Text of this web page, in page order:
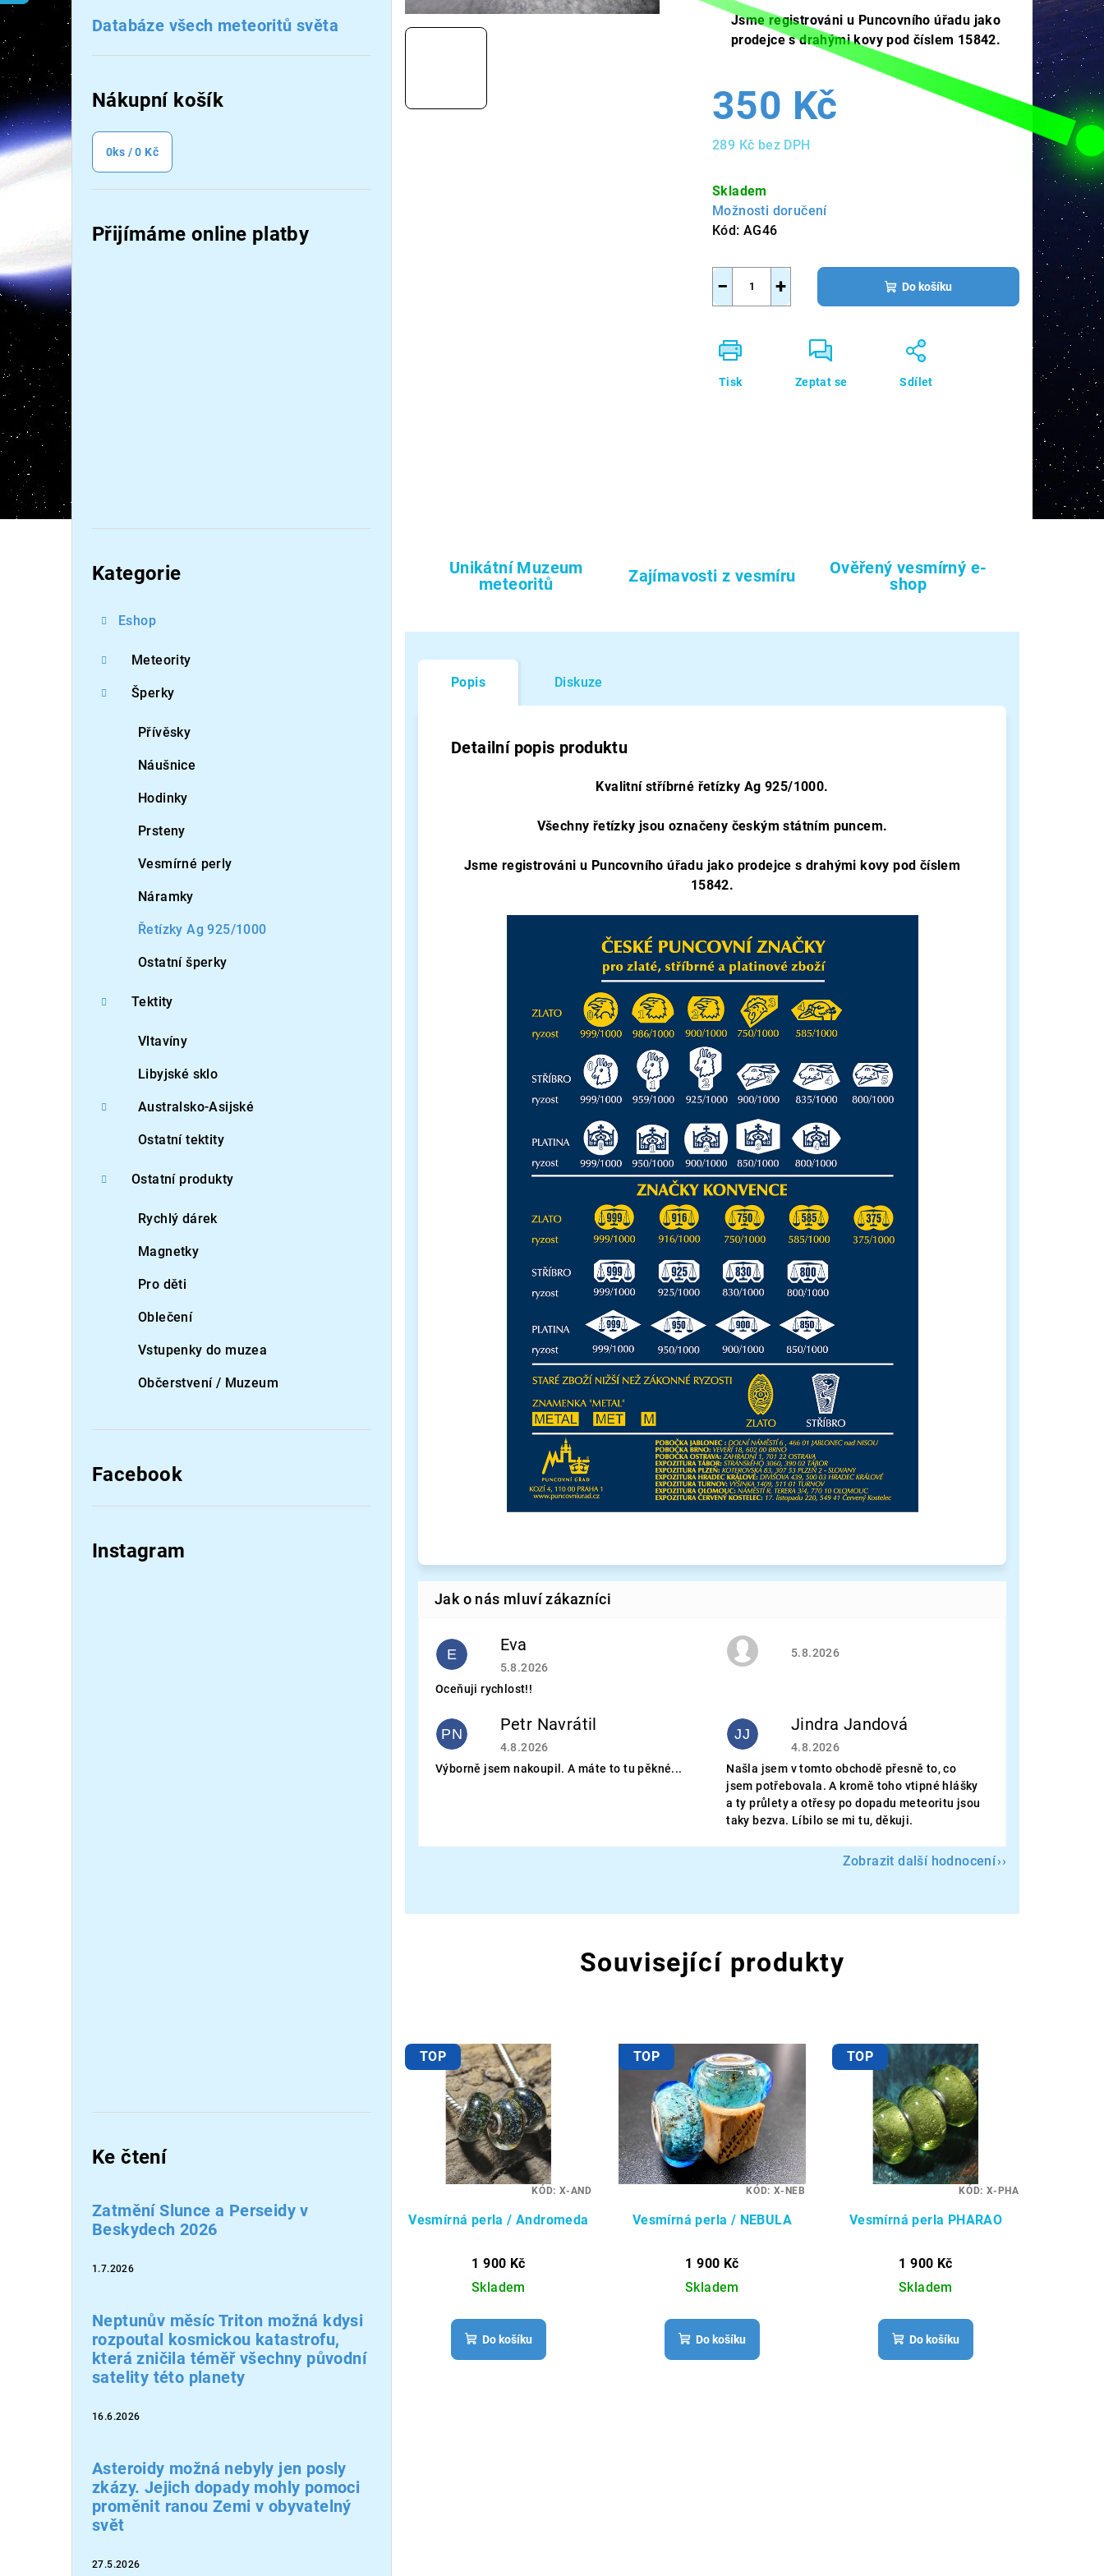
í
p
a
Databáze všech meteoritů světa
Nákupní košík
0ks /0 Kč
Přijímáme online platby
Kategorie
Eshop
Meteority
Šperky
Přívěsky
Náušnice
Hodinky
Prsteny
Vesmírné perly
Náramky
Řetízky Ag 925/1000
Ostatní šperky
Tektity
Vltavíny
Libyjské sklo
Australsko-Asijské
Ostatní tektity
Ostatní produkty
Rychlý dárek
Magnetky
Pro děti
Oblečení
Vstupenky do muzea
Občerstvení / Muzeum
Facebook
Instagram
Ke čtení
Zatmění Slunce a Perseidy v
Beskydech 2026
1.7.2026
Neptunův měsíc Triton možná kdysi
rozpoutal kosmickou katastrofu,
která zničila téměř všechny původní
satelity této planety
16.6.2026
Asteroidy možná nebyly jen posly
zkázy. Jejich dopady mohly pomoci
proměnit ranou Zemi v obyvatelný
svět
27.5.2026
Jsme registrováni u Puncovního úřadu jako
prodejce s drahými kovy pod číslem 15842.
350 Kč
289 Kč bez DPH
cena:
Skladem
Možnosti doručení
Kód: AG46
+
− Do košíku
Tisk Zeptat se Sdílet
Unikátní Muzeum
meteoritů
Zajímavosti z vesmíru
Ověřený vesmírný e-
shop
Popis Diskuze
Detailní popis produktu
Kvalitní stříbrné řetízky Ag 925/1000.
Všechny řetízky jsou označeny českým státním puncem.
Jsme registrováni u Puncovního úřadu jako prodejce s drahými kovy pod číslem
15842.
E Eva
Hodnocení obchodu je 5 z 5 hvězdiček.
5.8.2026
Oceňuji rychlost!!
Hodnocení obchodu je 5 z 5 hvězdiček.
5.8.2026
PN Petr Navrátil
Hodnocení obchodu je 5 z 5 hvězdiček.
4.8.2026
Výborně jsem nakoupil. A máte to tu pěkné...
JJ Jindra Jandová
Hodnocení obchodu je 5 z 5 hvězdiček.
4.8.2026
Našla jsem v tomto obchodě přesně to, co
jsem potřebovala. A kromě toho vtipné hlášky
a ty průlety a otřesy po dopadu meteoritu jsou
taky bezva. Líbilo se mi tu, děkuji.
Zobrazit další hodnocení
Související produkty
TOP
Vesmírná perla / Andromeda
1 900 Kč
Skladem
Do košíku
KÓD: X-AND
TOP
Vesmírná perla / NEBULA
1 900 Kč
Skladem
Do košíku
KÓD: X-NEB
TOP
Vesmírná perla PHARAO
1 900 Kč
Skladem
Do košíku
KÓD: X-PHA